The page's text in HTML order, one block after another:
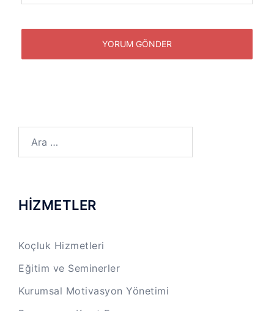
HİZMETLER
Koçluk Hizmetleri
Eğitim ve Seminerler
Kurumsal Motivasyon Yönetimi